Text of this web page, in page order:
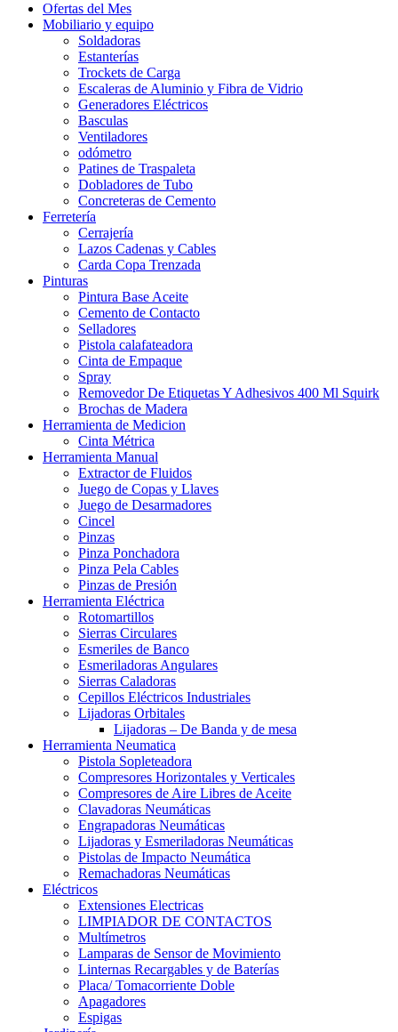
Ofertas del Mes
Mobiliario y equipo
Soldadoras
Estanterías
Trockets de Carga
Escaleras de Aluminio y Fibra de Vidrio
Generadores Eléctricos
Basculas
Ventiladores
odómetro
Patines de Traspaleta
Dobladores de Tubo
Concreteras de Cemento
Ferretería
Cerrajería
Lazos Cadenas y Cables
Carda Copa Trenzada
Pinturas
Pintura Base Aceite
Cemento de Contacto
Selladores
Pistola calafateadora
Cinta de Empaque
Spray
Removedor De Etiquetas Y Adhesivos 400 Ml Squirk
Brochas de Madera
Herramienta de Medicion
Cinta Métrica
Herramienta Manual
Extractor de Fluidos
Juego de Copas y Llaves
Juego de Desarmadores
Cincel
Pinzas
Pinza Ponchadora
Pinza Pela Cables
Pinzas de Presión
Herramienta Eléctrica
Rotomartillos
Sierras Circulares
Esmeriles de Banco
Esmeriladoras Angulares
Sierras Caladoras
Cepillos Eléctricos Industriales
Lijadoras Orbitales
Lijadoras – De Banda y de mesa
Herramienta Neumatica
Pistola Sopleteadora
Compresores Horizontales y Verticales
Compresores de Aire Libres de Aceite
Clavadoras Neumáticas
Engrapadoras Neumáticas
Lijadoras y Esmeriladoras Neumáticas
Pistolas de Impacto Neumática
Remachadoras Neumáticas
Eléctricos
Extensiones Electricas
LIMPIADOR DE CONTACTOS
Multímetros
Lamparas de Sensor de Movimiento
Linternas Recargables y de Baterías
Placa/ Tomacorriente Doble
Apagadores
Espigas